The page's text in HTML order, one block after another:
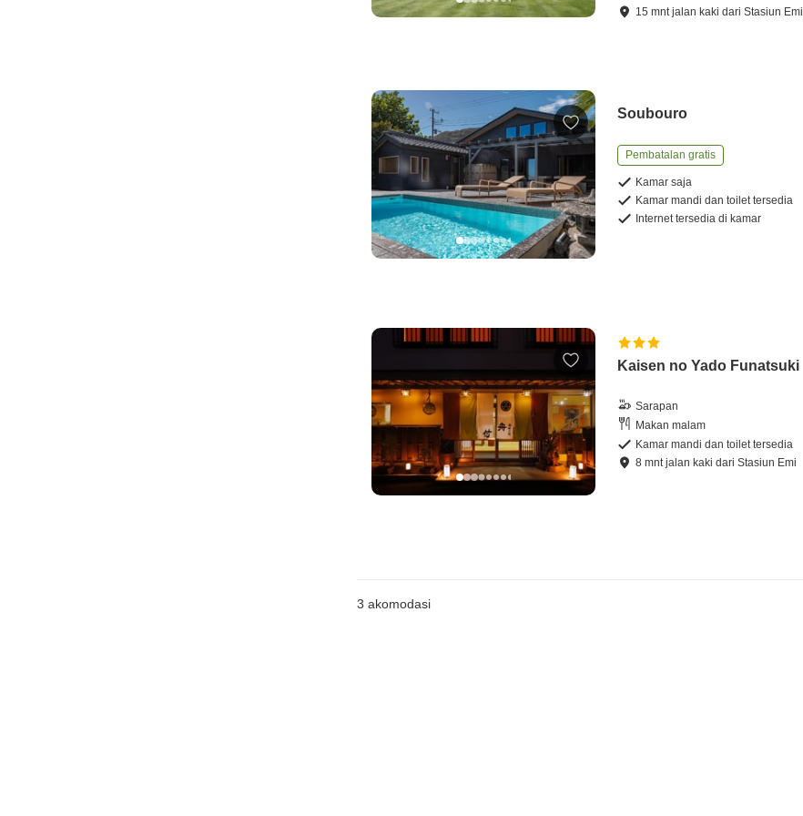
15 mntjalan kaki dariStasiun Emi
Soubouro
Pembatalan gratis
Kamar saja
Kamar mandi dan toilet tersedia
Internet tersedia di kamar
Kaisen no Yado Funatsuki
Sarapan
Makan malam
Kamar mandi dan toilet tersedia
8 mntjalan kaki dariStasiun Emi
3 akomodasi